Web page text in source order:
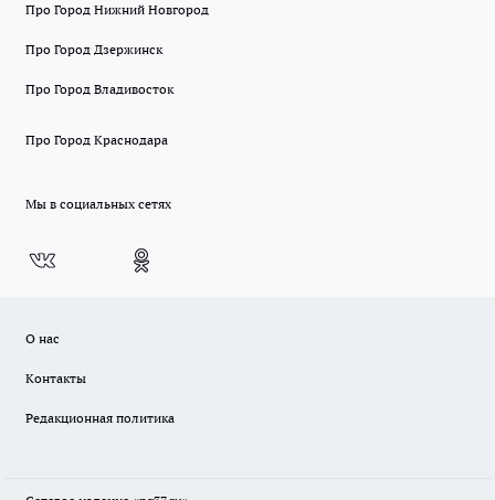
Про Город Нижний Новгород
Про Город Дзержинск
Про Город Владивосток
Про Город Краснодара
Мы в социальных сетях
О нас
Контакты
Редакционная политика